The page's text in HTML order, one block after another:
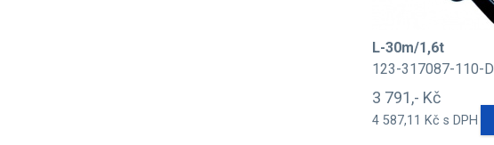
L-30m/1,6t
123-317087-110-D
3 791,- Kč
4 587,11 Kč s DPH